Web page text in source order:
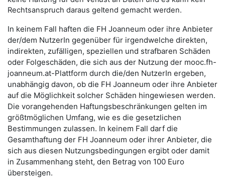
Rechtsanspruch daraus geltend gemacht werden.
In keinem Fall haften die FH Joanneum oder ihre Anbieter
der/dem NutzerIn gegenüber für irgendwelche direkten,
indirekten, zufälligen, speziellen und strafbaren Schäden
oder Folgeschäden, die sich aus der Nutzung der mooc.fh-
joanneum.at-Plattform durch die/den NutzerIn ergeben,
unabhängig davon, ob die FH Joanneum oder ihre Anbieter
auf die Möglichkeit solcher Schäden hingewiesen werden.
Die vorangehenden Haftungsbeschränkungen gelten im
größtmöglichen Umfang, wie es die gesetzlichen
Bestimmungen zulassen. In keinem Fall darf die
Gesamthaftung der FH Joanneum oder ihrer Anbieter, die
sich aus diesen Nutzungsbedingungen ergibt oder damit
in Zusammenhang steht, den Betrag von 100 Euro
übersteigen.